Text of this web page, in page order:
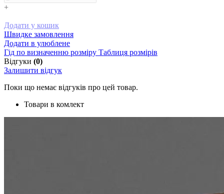
+
Додати у кошик
Швидке замовлення
Додати в улюблене
Гід по визначенню розміру Таблиця розмірів
Відгуки (0)
Залишити відгук
Поки що немає відгуків про цей товар.
Товари в комлект